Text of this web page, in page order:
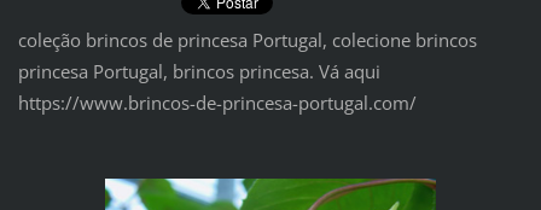
coleção brincos de princesa Portugal, colecione brincos
princesa Portugal, brincos princesa. Vá aqui
https://www.brincos-de-princesa-portugal.com/